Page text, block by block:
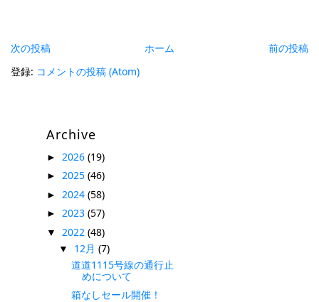
次の投稿 前の投稿
ホーム
登録: コメントの投稿 (Atom)
Archive
► 2026 (19)
► 2025 (46)
► 2024 (58)
► 2023 (57)
▼ 2022 (48)
▼ 12月 (7)
道道1115号線の通行止
めについて
箱なしセール開催！